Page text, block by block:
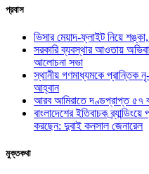
প্রবাস
ভিসার মেয়াদ-ফ্লাইট নিয়ে শঙ্কা,
সরকারি ব্যবস্থার আওতায়
আলোচনা সভা
স্থানীয় গণমাধ্যমকে প্রান্তিক
আহ্বান
আরব আমিরাতে দণ্ডপ্রাপ্ত ৫৭
বাংলাদেশের ইতিবাচক
করছেন: দুবাই কনসাল জেনারেল
মুক্তকথা